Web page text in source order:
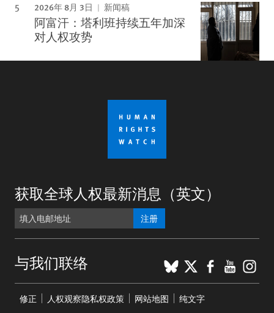
2026年 8月 3日 新闻稿
阿富汗：塔利班持续五年加深
对人权攻势
获取全球人权最新消息（英文）
注册
与我们联络 BlueSky
X
menu
修正 人权观察隐私权政策 网站地图 纯文字